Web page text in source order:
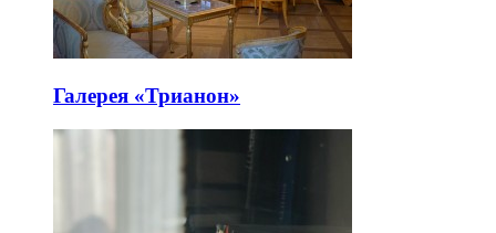
Галерея «Трианон»